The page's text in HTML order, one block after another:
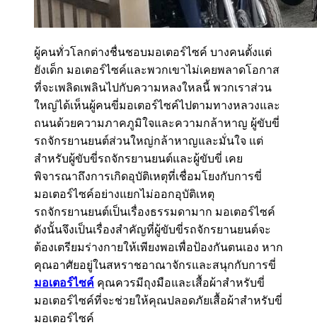
ผู้คนทั่วโลกต่างชื่นชอบมอเตอร์ไซค์ บางคนตั้งแต่
ยังเด็ก มอเตอร์ไซค์และพวกเขาไม่เคยพลาดโอกาส
ที่จะเพลิดเพลินไปกับความหลงใหลนี้ พวกเราส่วน
ใหญ่ได้เห็นผู้คนขี่มอเตอร์ไซค์ไปตามทางหลวงและ
ถนนด้วยความภาคภูมิใจและความกล้าหาญ ผู้ขับขี่
รถจักรยานยนต์ส่วนใหญ่กล้าหาญและมั่นใจ แต่
สำหรับผู้ขับขี่รถจักรยานยนต์และผู้ขับขี่ เคย
พิจารณาถึงการเกิดอุบัติเหตุที่เชื่อมโยงกับการขี่
มอเตอร์ไซค์อย่างแยกไม่ออกอุบัติเหตุ
รถจักรยานยนต์เป็นเรื่องธรรมดามาก มอเตอร์ไซค์
ดังนั้นจึงเป็นเรื่องสำคัญที่ผู้ขับขี่รถจักรยานยนต์จะ
ต้องเตรียมร่างกายให้เพียงพอเพื่อป้องกันตนเอง หาก
คุณอาศัยอยู่ในสหราชอาณาจักรและสนุกกับการขี่
มอเตอร์ไซค์ คุณควรมีถุงมือและเสื้อผ้าสำหรับขี่
มอเตอร์ไซค์ที่จะช่วยให้คุณปลอดภัยเสื้อผ้าสำหรับขี่
มอเตอร์ไซค์